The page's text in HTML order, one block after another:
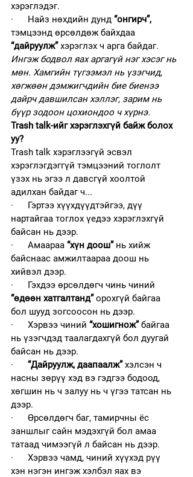
хэрэглэдэг.
·      Найз нөхдийн дунд “онгирч”,
тэмцээнд өрсөлдөж байхдаа
“дайруулж” хэрэглэх ч арга байдаг.
Ингэж бодвол яах аргагүй нэг хэсэг нь
мөн. Хамгийн түгээмэл нь үзэгчид,
хөгжөөн дэмжигчдийн бие биенээ
дайрч давшилсан хэллэг, зарим нь
бүүр зодоон цохиондоо ч хүрнэ.
Trash talk-ийг хэрэглэхгүй байж болох
уу?
Trash talk хэрэглээгүй эсвэл
хэрэглэгдэггүй тэмцээний тоглолт
үзэх нь эгээ л давсгүй хоолтой
адилхан байдаг ч...
·      Гэртээ хүүхдүүдтэйгээ, дүү
нартайгаа тоглох үедээ хэрэглэхгүй
байсан нь дээр.
·      Амаараа “хүн доош” нь хийж
байснаас амжилтаараа доош нь
хийвэл дээр.
·      Гэхдээ өрсөлдөгч чинь чиний
“өдөөн хатгалтанд” орохгүй байгаа
бол шууд зогсоосон нь дээр.
·      Хэрвээ чиний “хошигнож” байгаа
нь үзэгчдэд таалагдахгүй бол дуугай
байсан нь дээр.
· “Дайруулж, даапаалж” хэлсэн ч
насны зөрүү хэд вэ гэдгээ бодоод,
хөгшин нь ч залуу нь ч үгээ татсан нь
дээр.
·      Өрсөлдөгч баг, тамирчны ёс
заншлыг сайн мэдэхгүй бол амаа
татаад чимээгүй л байсан нь дээр.
·      Хэрвээ чамд, чиний хүүхэд рүү
хэн нэгэн ингэж хэлбэл яах вэ